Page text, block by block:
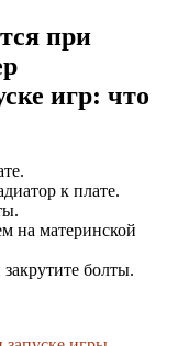
при
игр: что
к плате.
на материнской
болты.